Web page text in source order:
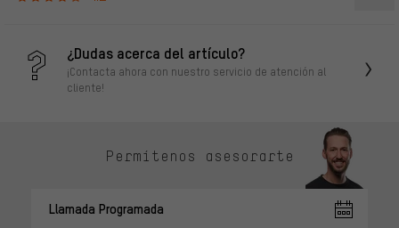
¿Dudas acerca del artículo?
¡Contacta ahora con nuestro servicio de atención al
cliente!
Permítenos asesorarte
Llamada Programada